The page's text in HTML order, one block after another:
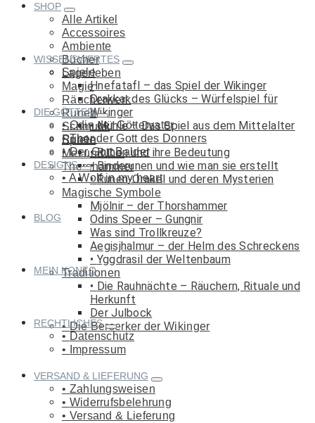
SHOP
Alle Artikel
Accessoires
Ambiente
Bücher
Lagerleben
Magie
Räucherwerk
Runen
Schmuck
Spiele
Met und Co.
Thorshammer
WISSENSWERTES
Spiele
Hnefatafl – das Spiel der Wikinger
Drakkar des Glücks – Würfelspiel für
Wikinger
Mühle – Das Spiel aus dem Mittelalter
Runen
Runen und ihre Bedeutung
Binderunen und wie man sie erstellt
Runen-Orakel und deren Mysterien
Magische Symbole
Mjölnir – der Thorshammer
Odins Speer – Gungnir
Was sind Trollkreuze?
Aegisjhalmur – der Helm des Schreckens
Yggdrasil der Weltenbaum
Traditionen
Die Rauhnächte – Räuchern, Rituale und
Herkunft
Der Julbock
Die Berserker der Wikinger
DIE GÖTTER
Odin der Göttervater
Thor der Gott des Donners
Der Gott Balder
DESIGNS
A Wolf in my heart
BLOG
MEIN KONTO
RECHTLICHES
Datenschutz
Impressum
VERSAND & LIEFERUNG
Zahlungsweisen
Widerrufsbelehrung
Versand & Lieferung